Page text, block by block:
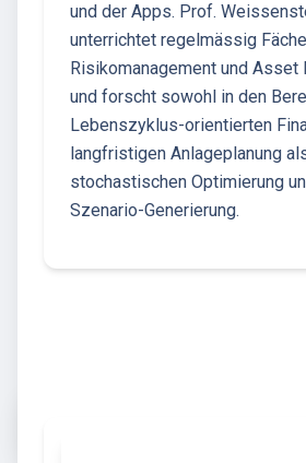
und der Apps. Prof.
unterrichtet regelmässig
Risikomanagement und Asset
und forscht sowohl in den
Lebenszyklus-orientierten
langfristigen Anlageplanung
stochastischen Optimierung
Szenario-Generierung.